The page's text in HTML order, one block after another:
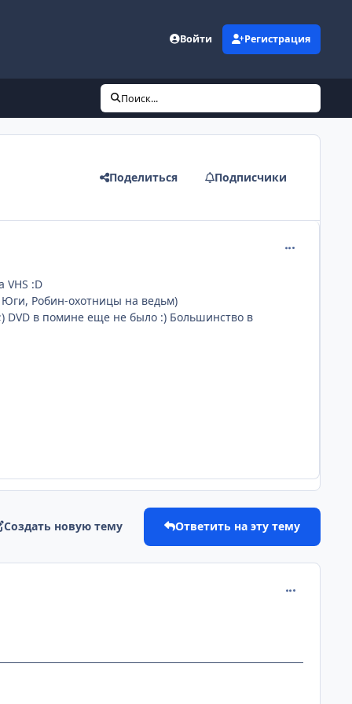
Войти Регистрация
Поиск...
Поделиться Подписчики
:D
Юги, Робин-охотницы на ведьм)
DVD в помине еще не было :) Большинство в
Создать новую тему Ответить на эту тему